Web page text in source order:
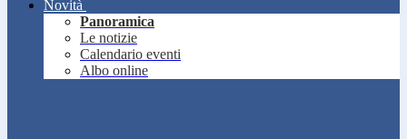
Novità
Panoramica
Le notizie
Calendario eventi
Albo online